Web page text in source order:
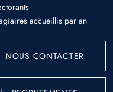
accueillis par an
NOUS CONTACTER